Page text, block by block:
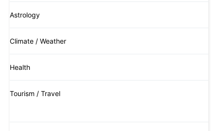
Astrology
Climate / Weather
Health
Tourism / Travel